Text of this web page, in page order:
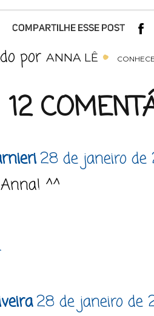
por ANNA LÊ
12
28 de janeiro
^^
28 de janeiro de